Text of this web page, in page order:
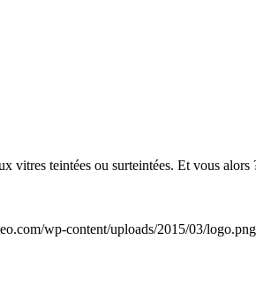
vitres teintées ou surteintées. Et vous alors
wp-content/uploads/2015/03/logo.png